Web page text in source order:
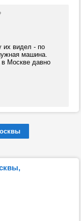
их видел - по
машина.
Москве давно